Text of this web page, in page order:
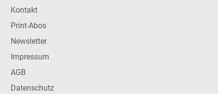
Kontakt
Print-Abos
Newsletter
Impressum
AGB
Datenschutz